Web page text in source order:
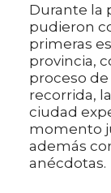
Durante la
pudieron
primeras
provincia,
proceso de
recorrida,
ciudad
momento
además
anécdotas.